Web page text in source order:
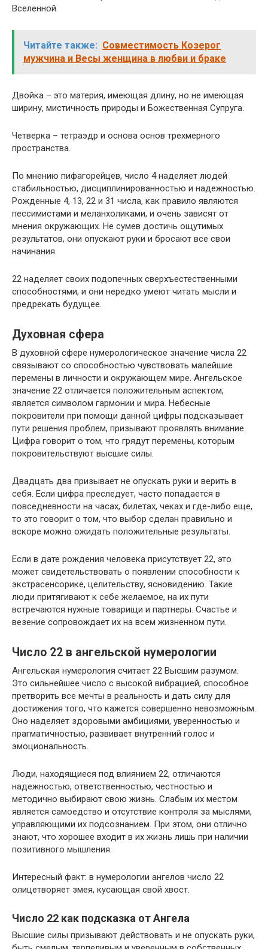
Вселенной.
Читайте также: Совместимость Козерог
мужчина и Весы женщина в любви и браке
Двойка – это материя, имеющая длину, но не имеющая
ширину, мистичность природы и Божественная Супруга.
Четверка – тетраэдр и основа основ трехмерного
пространства.
По мнению пифагорейцев, число 4 наделяет людей
стабильностью, дисциплинированностью и надежностью.
Рожденные 4, 13, 22 и 31 числа, как правило являются
пессимистами и меланхоликами, и очень зависят от
мнения окружающих. Не сумев достичь ощутимых
результатов, они опускают руки и бросают все свои
начинания.
22 наделяет своих подопечных сверхъестественными
способностями, и они нередко умеют читать мысли и
предрекать будущее.
Духовная сфера
В духовной сфере нумерологическое значение числа 22
связывают со способностью чувствовать малейшие
перемены в личности и окружающем мире. Ангельское
значение 22 отличается положительным аспектом,
является символом гармонии и мира. Небесные
покровители при помощи данной цифры подсказывает
пути решения проблем, призывают проявлять внимание.
Цифра говорит о том, что грядут перемены, которым
покровительствуют высшие силы.
Двадцать два призывает не опускать руки и верить в
себя. Если цифра преследует, часто попадается в
повседневности на часах, билетах, чеках и где-либо еще,
то это говорит о том, что выбор сделан правильно и
вскоре можно ожидать положительные результаты.
Если в дате рождения человека присутствует 22, это
может свидетельствовать о появлении способности к
экстрасенсорике, целительству, ясновидению. Такие
люди притягивают к себе желаемое, на их пути
встречаются нужные товарищи и партнеры. Счастье и
везение сопровождает их на всем жизненном пути.
Число 22 в ангельской нумерологии
Ангельская нумерология считает 22 Высшим разумом.
Это сильнейшее число с высокой вибрацией, способное
претворить все мечты в реальность и дать силу для
достижения того, что кажется совершенно невозможным.
Оно наделяет здоровыми амбициями, уверенностью и
прагматичностью, развивает внутренний голос и
эмоциональность.
Люди, находящиеся под влиянием 22, отличаются
надежностью, ответственностью, честностью и
методично выбирают свою жизнь. Слабым их местом
является самоедство и отсутствие контроля за мыслями,
управляющими их подсознанием. При этом, они отлично
знают, что хорошее входит в их жизнь лишь при наличии
позитивного мышления.
Интересный факт: в нумерологии ангелов число 22
олицетворяет змея, кусающая свой хвост.
Число 22 как подсказка от Ангела
Высшие силы призывают действовать и не опускать руки,